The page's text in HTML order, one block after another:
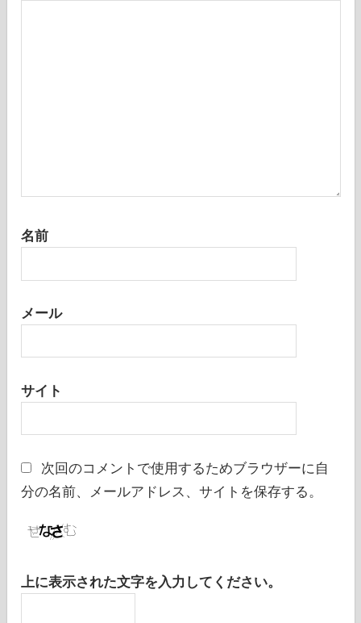
名前
メール
サイト
次回のコメントで使用するためブラウザーに自
分の名前、メールアドレス、サイトを保存する。
上に表示された文字を入力してください。